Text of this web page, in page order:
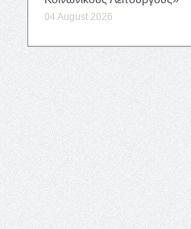
04 August 2026